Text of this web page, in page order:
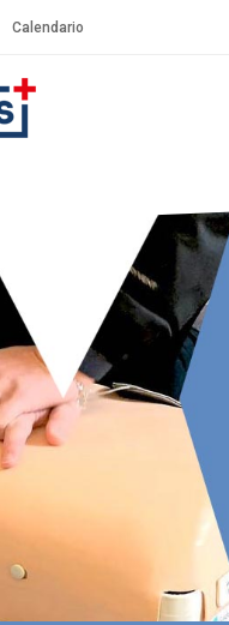
Calendario